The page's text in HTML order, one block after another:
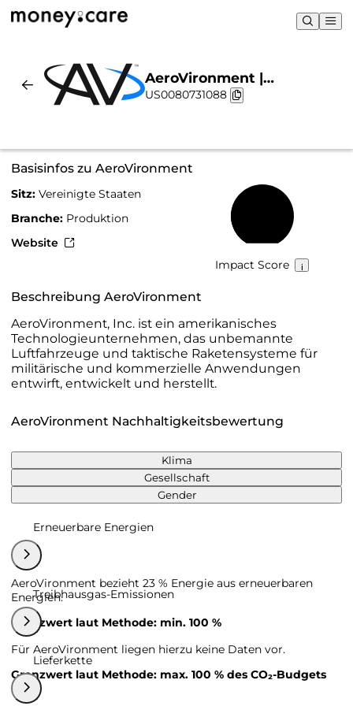
AeroVironment |
Nachhaltigkeit & Chart
US0080731088
Basisinfos zu AeroVironment
Sitz: Vereinigte Staaten
Branche: Produktion
Website
Impact Score
Beschreibung AeroVironment
AeroVironment, Inc. ist ein amerikanisches
Technologieunternehmen, das unbemannte
Luftfahrzeuge und taktische Raketensysteme für
militärische und kommerzielle Anwendungen
entwirft, entwickelt und herstellt.
AeroVironment Nachhaltigkeitsbewertung
Klima
Gesellschaft
Gender
Erneuerbare Energien
AeroVironment bezieht 23 % Energie aus erneuerbaren
Energien.
Grenzwert laut Methode: min. 100 %
Treibhausgas-Emissionen
Für AeroVironment liegen hierzu keine Daten vor.
Grenzwert laut Methode: max. 100 % des CO₂-Budgets
Lieferkette